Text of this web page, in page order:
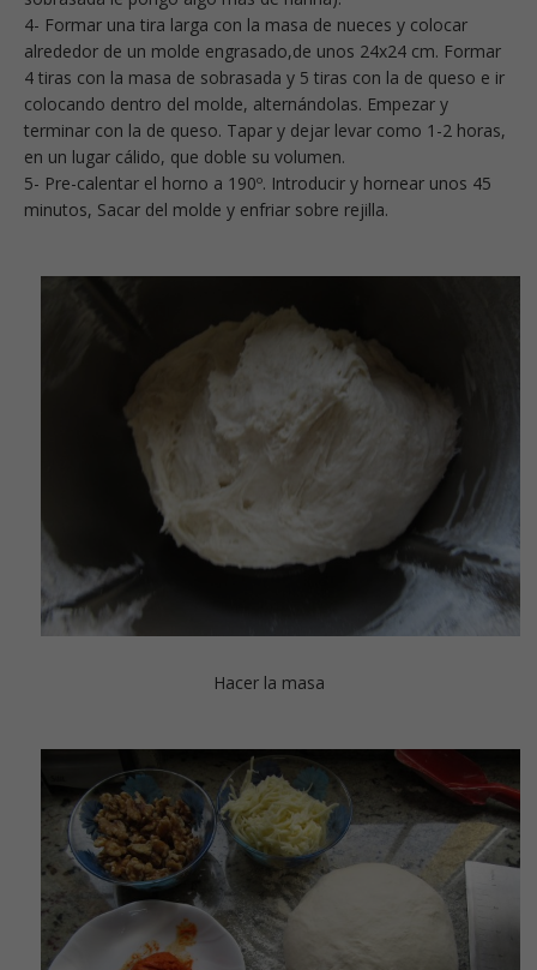
4- Formar una tira larga con la masa de nueces y colocar
alrededor de un molde engrasado,de unos 24x24 cm. Formar
4 tiras con la masa de sobrasada y 5 tiras con la de queso e ir
colocando dentro del molde, alternándolas. Empezar y
terminar con la de queso. Tapar y dejar levar como 1-2 horas,
en un lugar cálido, que doble su volumen.
5- Pre-calentar el horno a 190º. Introducir y hornear unos 45
minutos, Sacar del molde y enfriar sobre rejilla.
Hacer la masa